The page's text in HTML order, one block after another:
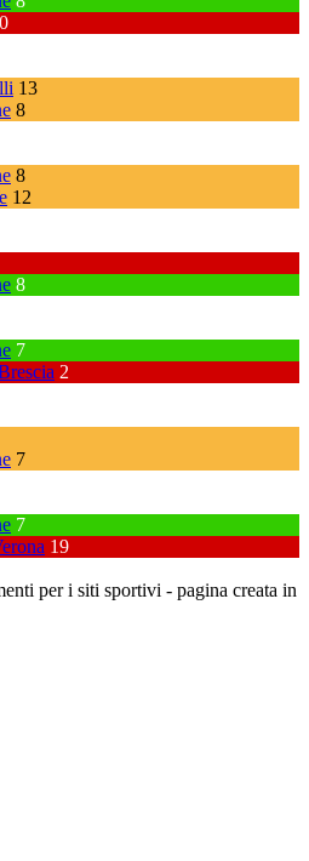
13
8
8
12
8
7
2
7
7
19
per i siti sportivi - pagina creata in